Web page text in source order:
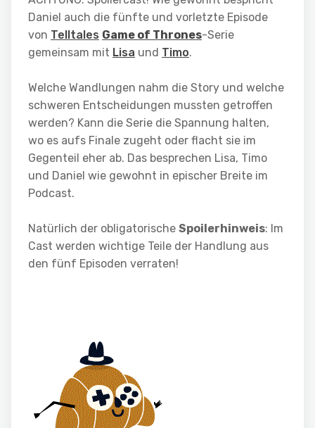
Daniel auch die fünfte und vorletzte Episode
von Telltales Game of Thrones-Serie
gemeinsam mit Lisa und Timo.
Welche Wandlungen nahm die Story und welche
schweren Entscheidungen mussten getroffen
werden? Kann die Serie die Spannung halten,
wo es aufs Finale zugeht oder flacht sie im
Gegenteil eher ab. Das besprechen Lisa, Timo
und Daniel wie gewohnt in epischer Breite im
Podcast.
Natürlich der obligatorische Spoilerhinweis: Im
Cast werden wichtige Teile der Handlung aus
den fünf Episoden verraten!